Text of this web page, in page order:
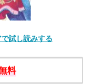
試し読みする
料